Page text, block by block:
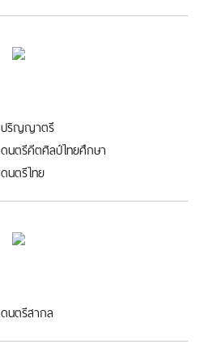
ปริญญาตรี
ดนตรีคีตศิลป์ไทยศึกษา
ดนตรีไทย
ดนตรีสากล